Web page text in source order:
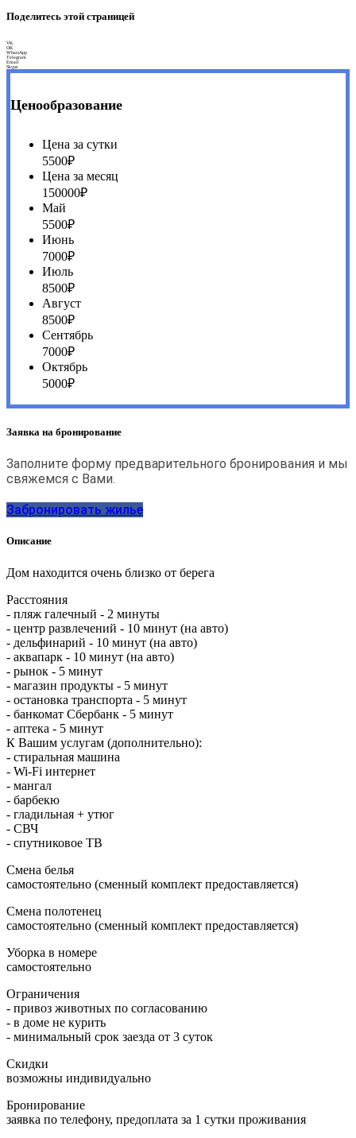
Поделитесь этой страницей
VK
OK
WhatsApp
Telegram
Email
Skype
Ценообразование
Цена за сутки
5500₽
Цена за месяц
150000₽
Май
5500₽
Июнь
7000₽
Июль
8500₽
Август
8500₽
Сентябрь
7000₽
Октябрь
5000₽
Заявка на бронирование
Заполните форму предварительного бронирования и мы
свяжемся с Вами.
Забронировать жилье
Описание
Дом находится очень близко от берега
Расстояния
- пляж галечный - 2 минуты
- центр развлечений - 10 минут (на авто)
- дельфинарий - 10 минут (на авто)
- аквапарк - 10 минут (на авто)
- рынок - 5 минут
- магазин продукты - 5 минут
- остановка транспорта - 5 минут
- банкомат Сбербанк - 5 минут
- аптека - 5 минут
К Вашим услугам (дополнительно):
- стиральная машина
- Wi-Fi интернет
- мангал
- барбекю
- гладильная + утюг
- СВЧ
- спутниковое ТВ
Смена белья
самостоятельно (сменный комплект предоставляется)
Смена полотенец
самостоятельно (сменный комплект предоставляется)
Уборка в номере
самостоятельно
Ограничения
- привоз животных по согласованию
- в доме не курить
- минимальный срок заезда от 3 суток
Скидки
возможны индивидуально
Бронирование
заявка по телефону, предоплата за 1 сутки проживания